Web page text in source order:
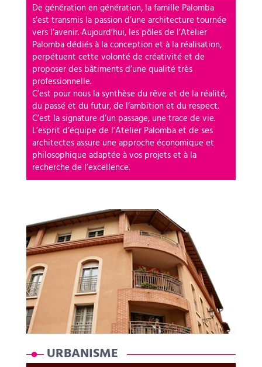
De génération en génération, la famille Palomba
s’est transmis la passion d’une architecture tournée
vers l’avenir. Aujourd’hui, les pôles de l’Atelier
Palomba dédiés à la conception et à la réalisation,
perpétuent cette volonté de créativité et de
proposer des bâtiments d’une qualité très
professionnelle.
C’est pour nous la synthèse du rêve et de la réalité,
du passé et du futur, de l’ambition et du respect.
C’est la signature d’un passage, une trace de vie.
L’esprit d’équipe de l’Atelier Palomba et de ses
architectes assure une approche économique et
philosophique adaptée à vos projets et à la
recherche de l’excellence.
URBANISME